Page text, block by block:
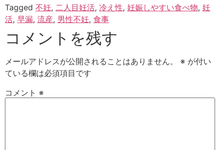
Tagged 不妊, 二人目妊活, 冷え性, 妊娠しやすい食べ物, 妊
活, 早漏, 流産, 男性不妊, 食事
コメントを残す
メールアドレスが公開されることはありません。 ※ が付い
ている欄は必須項目です
コメント ※